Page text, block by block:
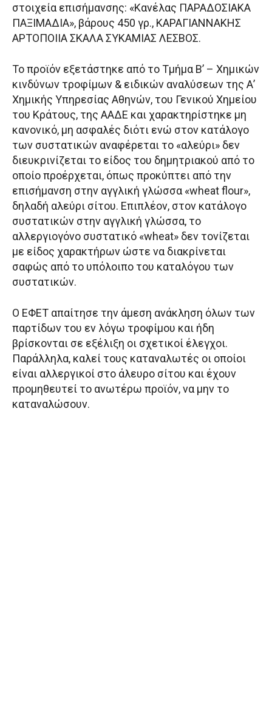
στοιχεία επισήμανσης: «Κανέλας ΠΑΡΑΔΟΣΙΑΚΑ
ΠΑΞΙΜΑΔΙΑ», βάρους 450 γρ., ΚΑΡΑΓΙΑΝΝΑΚΗΣ
ΑΡΤΟΠΟΙΙΑ ΣΚΑΛΑ ΣΥΚΑΜΙΑΣ ΛΕΣΒΟΣ.
Το προϊόν εξετάστηκε από το Τμήμα B’ – Χημικών
κινδύνων τροφίμων & ειδικών αναλύσεων της Α’
Χημικής Υπηρεσίας Αθηνών, του Γενικού Χημείου
του Κράτους, της ΑΑΔΕ και χαρακτηρίστηκε μη
κανονικό, μη ασφαλές διότι ενώ στον κατάλογο
των συστατικών αναφέρεται το «αλεύρι» δεν
διευκρινίζεται το είδος του δημητριακού από το
οποίο προέρχεται, όπως προκύπτει από την
επισήμανση στην αγγλική γλώσσα «wheat flour»,
δηλαδή αλεύρι σίτου. Επιπλέον, στον κατάλογο
συστατικών στην αγγλική γλώσσα, το
αλλεργιογόνο συστατικό «wheat» δεν τονίζεται
με είδος χαρακτήρων ώστε να διακρίνεται
σαφώς από το υπόλοιπο του καταλόγου των
συστατικών.
Ο ΕΦΕΤ απαίτησε την άμεση ανάκληση όλων των
παρτίδων του εν λόγω τροφίμου και ήδη
βρίσκονται σε εξέλιξη οι σχετικοί έλεγχοι.
Παράλληλα, καλεί τους καταναλωτές οι οποίοι
είναι αλλεργικοί στο άλευρο σίτου και έχουν
προμηθευτεί το ανωτέρω προϊόν, να μην το
καταναλώσουν.